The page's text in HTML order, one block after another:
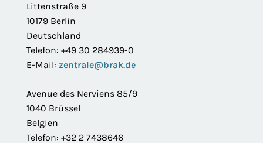
Littenstraße 9
10179 Berlin
Deutschland
Telefon: +49 30 284939-0
E-Mail: zentrale@brak.de
Avenue des Nerviens 85/9
1040 Brüssel
Belgien
Telefon: +32 2 7438646